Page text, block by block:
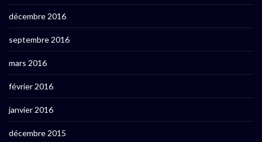
décembre 2016
septembre 2016
mars 2016
février 2016
janvier 2016
décembre 2015